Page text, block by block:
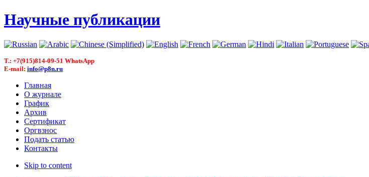
Научные публикации
T.: +7(915)814-09-51 WhatsApp
E-mail: info@p8n.ru
Главная
О журнале
График
Архив
Сертификат
Оргвзнос
Подать статью
Контакты
Skip to content